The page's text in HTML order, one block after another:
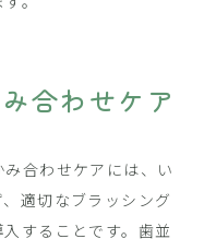
合わせケア
合わせケアには、い
適切なブラッシング
することです。歯並